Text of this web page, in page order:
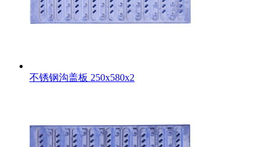
不锈钢沟盖板 250x580x2